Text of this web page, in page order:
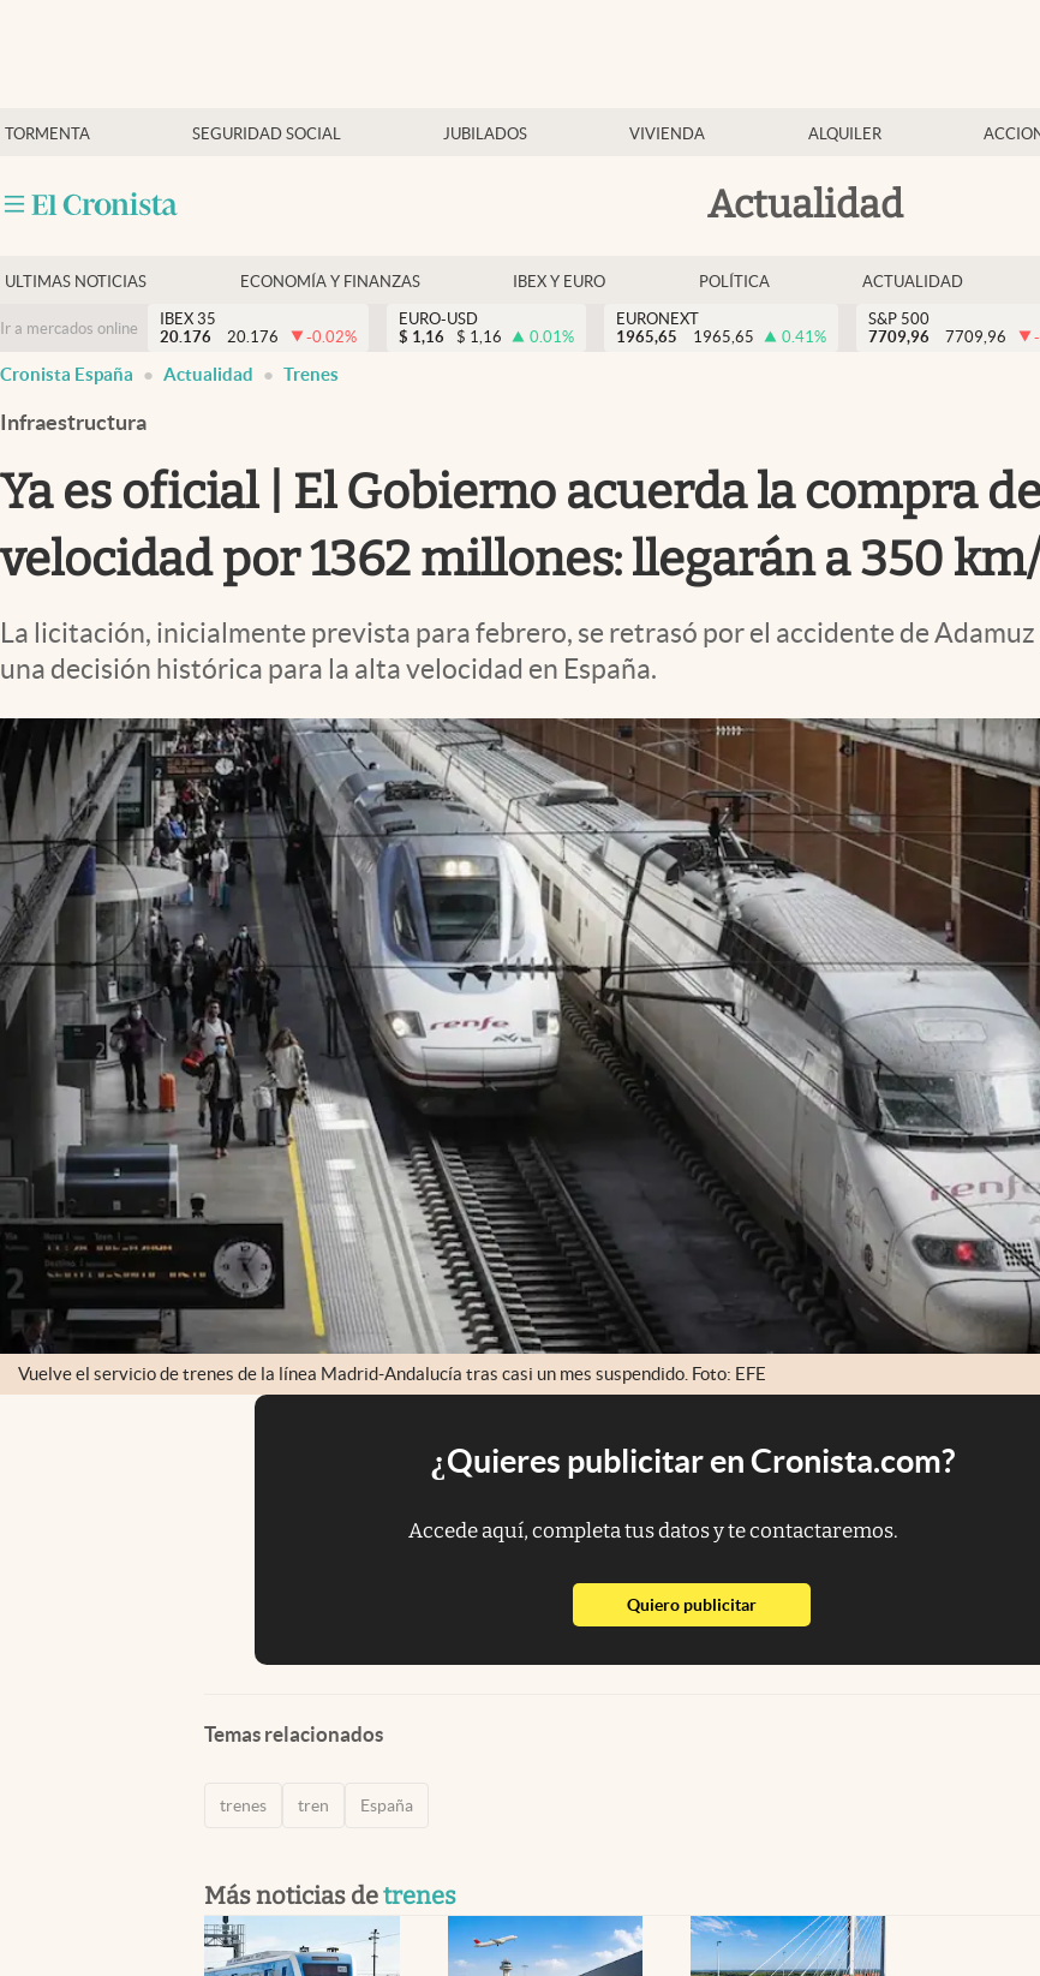
TORMENTA SEGURIDAD SOCIAL JUBILADOS VIVIENDA ALQUILER
Actualidad
Economía y finanzas
Criptomonedas
ULTIMAS NOTICIAS ECONOMÍA Y FINANZAS IBEX Y EURO POLÍTICA ACTUALIDAD
Ir a mercados online
IBEX 35
20.176
20.176 -0.02%
EURO-USD
$ 1,16 $ 1,16 0.01%
EURONEXT
1965,65
1965,65 0.41%
S&P 500
7709,96
7709,96
Cronista España Actualidad Trenes
Infraestructura
Ya es oficial | El Gobierno acuerda la compra
velocidad por 1362 millones: llegarán a 350
La licitación, inicialmente prevista para febrero, se retrasó por el accidente de
una decisión histórica para la alta velocidad en España.
Vuelve el servicio de trenes de la línea Madrid-Andalucía tras casi un mes suspendido. Foto: EFE
¿Quieres publicitar en Cronista.com?
Accede aquí, completa tus datos y te contactaremos.
Quiero publicitarabre en nueva pestaña
Temas relacionados
trenes tren España
Más noticias detrenes